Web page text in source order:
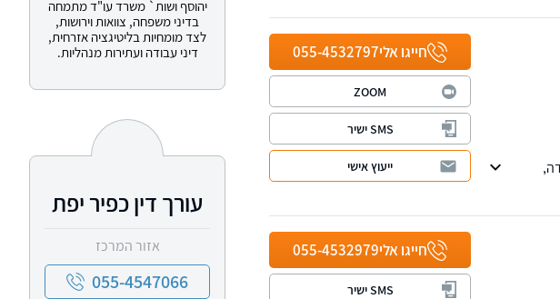
חייגו אלי055-4532797
ZOOM
SMS ישיר
ייעוץ אישי
חייגו אלי055-4532979
SMS ישיר
יהוסף ושות` משרד עו"ד מתמחה
בדיני משפחה, צוואות וירושות,
לצד מומחיות בליטיגציה אזרחית,
דיני עבודה ועתירות מנהליות.
עורך דין כפיר יפת
אזור המרכז
055-4547066